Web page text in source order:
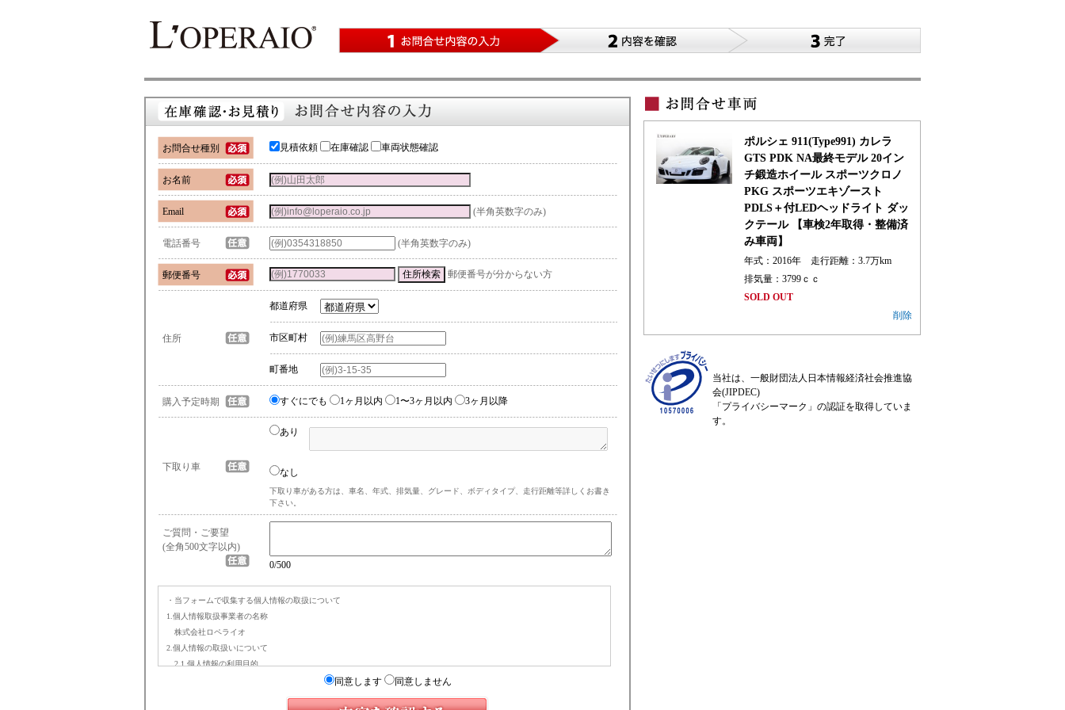
お問合せ種別 見積依頼 在庫確認 車両状態確認
お名前
Email (半角英数字のみ)
電話番号 (半角英数字のみ)
郵便番号 郵便番号が分からない方
住所
都道府県
市区町村
町番地
購入予定時期 すぐにでも 1ヶ月以内 1〜3ヶ月以内 3ヶ月以降
下取り車
あり
なし
下取り車がある方は、車名、年式、排気量、グレード、ボディタイプ、走行距離等詳しくお書き
下さい。
ご質問・ご要望
(全角500文字以内)
0/500
・当フォームで収集する個人情報の取扱について
1.個人情報取扱事業者の名称
株式会社ロペライオ
2.個人情報の取扱いについて
2.1.個人情報の利用目的
(a) お問合せへの回答(お問い合わせフォーム経由時)
(b) 在庫車両のご案内のため（在庫確認・お見積もりフォーム経由時）
(c) 査定へのご回答のため（オンライン査定依頼フォーム経由時）
同意します 同意しません
ポルシェ 911(Type991) カレラ
GTS PDK NA最終モデル 20イン
チ鍛造ホイール スポーツクロノ
PKG スポーツエキゾースト
PDLS＋付LEDヘッドライト ダッ
クテール 【車検2年取得・整備済
み車両】
年式：2016年 走行距離： 3.7万km
排気量：3799ｃｃ
SOLD OUT
削除
当社は、一般財団法人日本情報経済社会推進協
会(JIPDEC)
「プライバシーマーク」の認証を取得していま
す。